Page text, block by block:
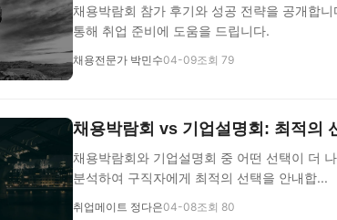
채용박람회 참가 후기와 성공 전략을 공개합
통해 취업 준비에 도움을 드립니다.
채용전문가 박민수04-09조회 79
채용박람회 vs 기업설명회: 최적의
채용박람회와 기업설명회 중 어떤 선택이 더
분석하여 구직자에게 최적의 선택을 안내합...
취업메이트 정다은04-08조회 80